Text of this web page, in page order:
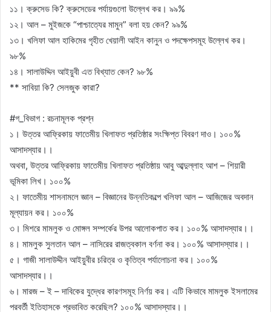
১১। ক্রুসেড কি? ক্রুসেডের পর্যায়গুলো উল্লেখ কর। ৯৯%
১২। আল – মুইজকে “পাশ্চাত্যের মামুন” বলা হয় কেন? ৯৯%
১৩। খলিফা আল হাকিমের গৃহীত খেয়ালী আইন কানুন ও পদক্ষেপসমূহ উল্লেখ কর।
৯৮%
১৪। সালাউদ্দিন আইয়ুবী এত বিখ্যাত কেন? ৯৮%
** সাবিয়া কি? সেলজুক কারা?
#গ_বিভাগ : রচনামূলক প্রশ্ন
১। উত্তর আফ্রিকায় ফাতেমীয় খিলাফত প্রতিষ্ঠার সংক্ষিপ্ত বিবরণ দাও। ১০০%
আসাদস্যার।।
অথবা, উত্তর আফ্রিকায় ফাতেমীয় খিলাফত প্রতিষ্ঠায় আবু আব্দুল্লাহ আশ – শিয়ারী
ভূমিকা লিখ। ১০০%
২। ফাতেমীয় শাসনামলে জ্ঞান – বিজ্ঞানের উন্নতিকল্পে খলিফা আল – আজিজের অবদান
মূল্যায়ন কর। ১০০%
৩। মিশরে মামলুক ও মোঙ্গল সম্পর্কের উপর আলোকপাত কর। ১০০% আসাদস্যার।।
৪। মামলুক সুলতান আল – নাসিরের রাজত্বকাল বর্ণনা কর। ১০০% আসাদস্যার।।
৫। গাজী সালাউদ্দীন আইয়ুবীর চরিত্র ও কৃতিত্ব পর্যালোচনা কর। ১০০%
আসাদস্যার।।
৬। মারজ – ই – দাবিকের যুদ্ধের কারণসমূহ নির্ণয় কর। এটি কিভাবে মামলুক ইসলামের
পরবর্তী ইতিহাসকে প্রভাবিত করেছিল? ১০০% আসাদস্যার।।